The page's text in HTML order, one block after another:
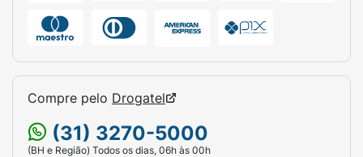
Compre pelo Drogatel
(31) 3270-5000
(BH e Região) Todos os dias, 06h às 00h